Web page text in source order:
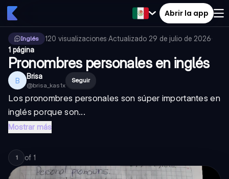
Abrir la app
Inglés 120 visualizaciones·Actualizado 29 de julio de 2026·
1 página
Pronombres personales en inglés
B Brisa
@brisa_kas1x
Seguir
Los pronombres personales son súper importantes en
inglés porque son...
Mostrar más
1 of 1